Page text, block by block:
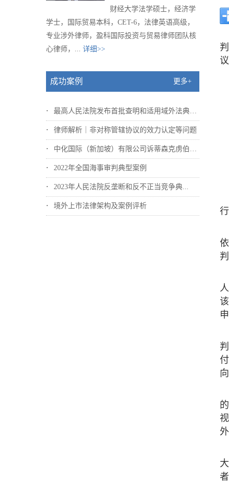
财经大学法学硕士，经济学
学士，国际贸易本科，CET-6，法律英语高级，
专业涉外律师，盈科国际投资与贸易律师团队核
心律师，... 详细>>
成功案例 更多+
最高人民法院发布首批查明和适用域外法典型...
律师解析｜非对称管辖协议的效力认定等问题
中化国际（新加坡）有限公司诉蒂森克虏伯冶...
2022年全国海事审判典型案例
2023年人民法院反垄断和反不正当竞争典...
境外上市法律架构及案例评析